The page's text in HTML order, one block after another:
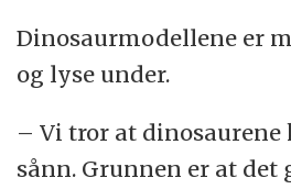
Dinosaurmodellene er
og lyse under.
– Vi tror at
sånn. Grunnen er at det